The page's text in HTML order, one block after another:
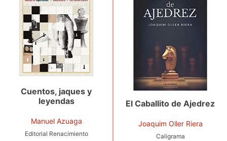
Cuentos, jaques y
leyendas
Manuel Azuaga
Editorial Renacimiento
El Caballito de Ajedrez
Joaquim Oller Riera
Caligrama